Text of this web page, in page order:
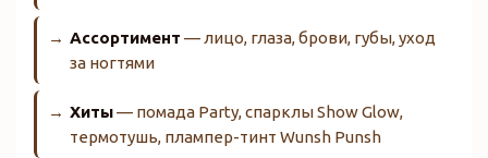
Ассортимент — лицо, глаза, брови, губы, уход
за ногтями
Хиты— помада Party, спарклы Show Glow,
термотушь, плампер-тинт Wunsh Punsh